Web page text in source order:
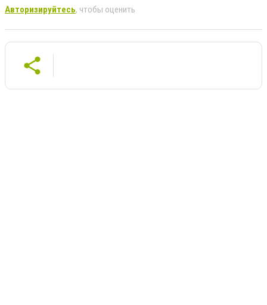
Авторизируйтесь, чтобы оценить